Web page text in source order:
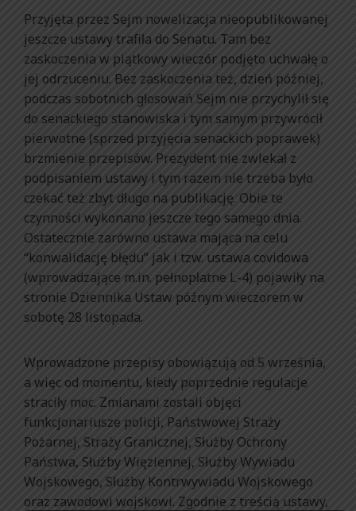
Przyjęta przez Sejm nowelizacja nieopublikowanej
jeszcze ustawy trafiła do Senatu. Tam bez
zaskoczenia w piątkowy wieczór podjęto uchwałę o
jej odrzuceniu. Bez zaskoczenia też, dzień później,
podczas sobotnich głosowań Sejm nie przychylił się
do senackiego stanowiska i tym samym przywrócił
pierwotne (sprzed przyjęcia senackich poprawek)
brzmienie przepisów. Prezydent nie zwlekał z
podpisaniem ustawy i tym razem nie trzeba było
czekać też zbyt długo na publikację. Obie te
czynności wykonano jeszcze tego samego dnia.
Ostatecznie zarówno ustawa mająca na celu
“konwalidację błędu” jak i tzw. ustawa covidowa
(wprowadzające m.in. pełnopłatne L-4) pojawiły na
stronie Dziennika Ustaw późnym wieczorem w
sobotę 28 listopada.
Wprowadzone przepisy obowiązują od 5 września,
a więc od momentu, kiedy poprzednie regulacje
straciły moc. Zmianami zostali objęci
funkcjonariusze policji, Państwowej Straży
Pożarnej, Straży Granicznej, Służby Ochrony
Państwa, Służby Więziennej, Służby Wywiadu
Wojskowego, Służby Kontrwywiadu Wojskowego
oraz zawodowi wojskowi. Zgodnie z treścią ustawy,